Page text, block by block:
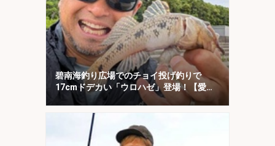
碧南海釣り広場でのチョイ投げ釣りで
17cmドデカい「ウロハゼ」登場！【愛